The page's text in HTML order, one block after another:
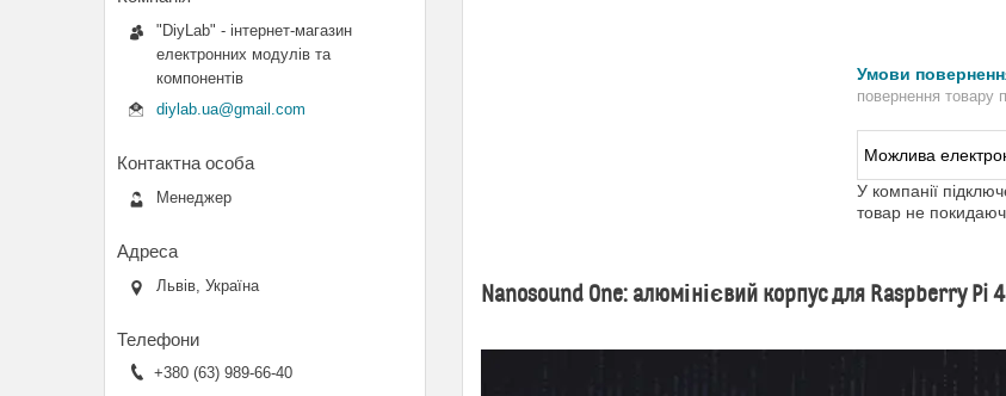
повернення товару
У компанії
товар не
Nanosound One: алюмінієвий корпус для Raspberry Pi
"DiyLab" - інтернет-магазин
електронних модулів та
компонентів
diylab.ua@gmail.com
Менеджер
Львів, Україна
+380 (63) 989-66-40